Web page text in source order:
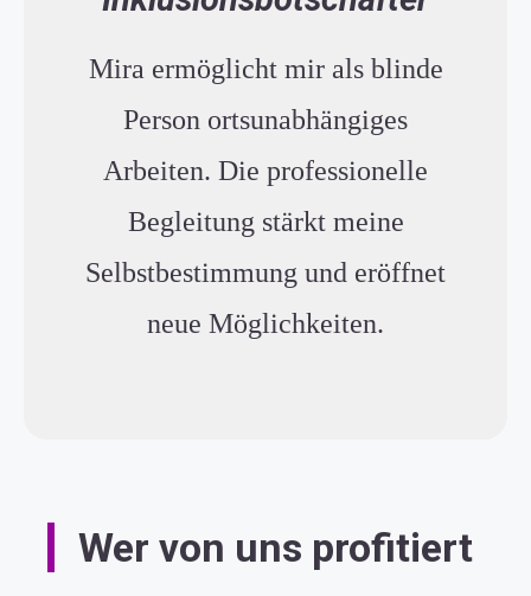
Mira ermöglicht mir als blinde
Person ortsunabhängiges
Arbeiten. Die professionelle
Begleitung stärkt meine
Selbstbestimmung und eröffnet
neue Möglichkeiten.
Wer von uns profitiert